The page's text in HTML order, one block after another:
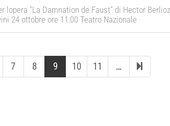
lopera "La Damnation de Faust" di Hector
24 ottobre ore 11:00 Teatro Nazionale
7 8 9 10 11 …